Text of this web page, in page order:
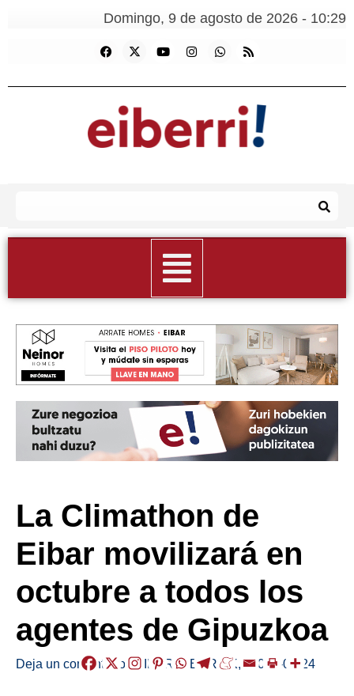
Domingo, 9 de agosto de 2026 - 10:29
La Climathon de
Eibar movilizará en
octubre a todos los
agentes de Gipuzkoa
Deja un comentario /EIBAR ,HERRIAK,/2021-09-24